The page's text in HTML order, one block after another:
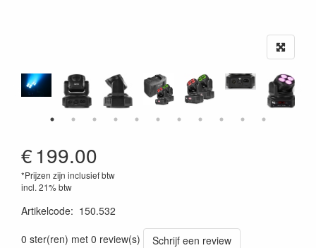
€199.00
*Prijzen zijn inclusief btw
incl. 21% btw
Artikelcode: 150.532
0 ster(ren) met 0 review(s)
Schrijf een review